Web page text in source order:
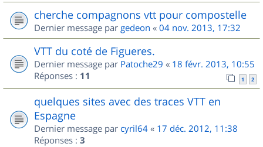
cherche compagnons vtt pour compostelle
Dernier message par gedeon « 04 nov. 2013, 17:32
VTT du coté de Figueres.
Dernier message par Patoche29 « 18 févr. 2013, 10:55
Réponses : 11 1 2
quelques sites avec des traces VTT en
Espagne
Dernier message par cyril64 « 17 déc. 2012, 11:38
Réponses : 3